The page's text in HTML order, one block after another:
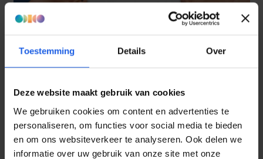
Toestemming Details Over
Deze website maakt gebruik van cookies
We gebruiken cookies om content en advertenties te
personaliseren, om functies voor social media te bieden
en om ons websiteverkeer te analyseren. Ook delen we
informatie over uw gebruik van onze site met onze